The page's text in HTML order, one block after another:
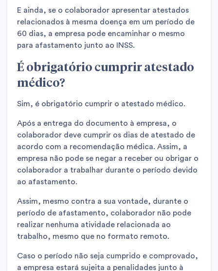
E ainda, se o colaborador apresentar atestados
relacionados à mesma doença em um período de
60 dias, a empresa pode encaminhar o mesmo
para afastamento junto ao INSS.
É obrigatório cumprir atestado
médico?
Sim, é obrigatório cumprir o atestado médico.
Após a entrega do documento à empresa, o
colaborador deve cumprir os dias de atestado de
acordo com a recomendação médica. Assim, a
empresa não pode se negar a receber ou obrigar o
colaborador a trabalhar durante o período devido
ao afastamento.
Assim, mesmo contra a sua vontade, durante o
período de afastamento, colaborador não pode
realizar nenhuma atividade relacionada ao
trabalho, mesmo que no formato remoto.
Caso o período não seja cumprido e comprovado,
a empresa estará sujeita a penalidades junto à